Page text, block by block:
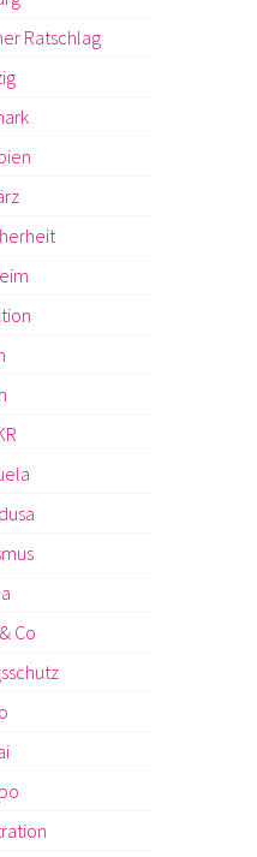
Ratschlag
Co